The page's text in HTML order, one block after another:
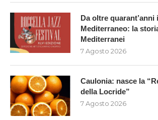
Da oltre
Mediterraneo: la
Mediterranei
7 Agosto 2026
Caulonia: nasce la
della Locride”
7 Agosto 2026